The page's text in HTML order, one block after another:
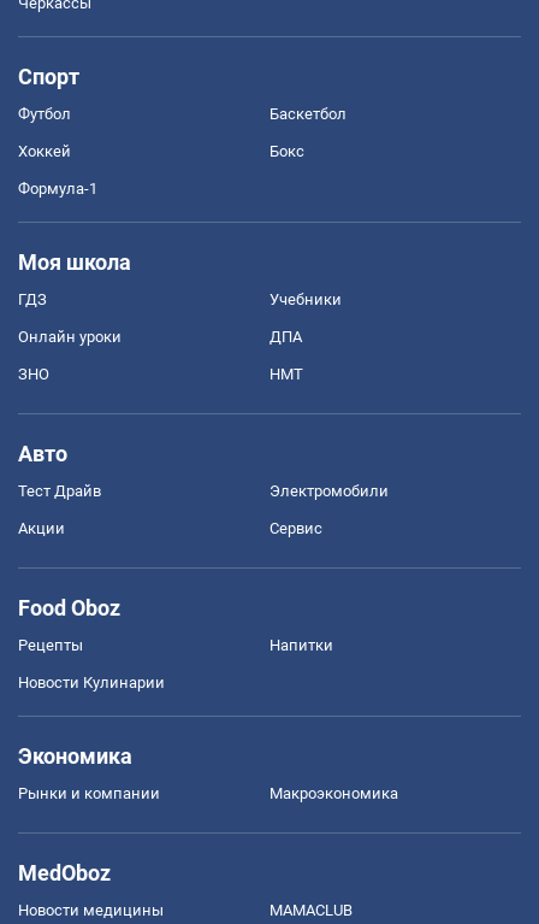
Спорт
Футбол Баскетбол
Хоккей Бокс
Формула-1
Моя школа
ГДЗ Учебники
Онлайн уроки ДПА
ЗНО НМТ
Авто
Тест Драйв Электромобили
Акции Сервис
Food Oboz
Рецепты Напитки
Новости Кулинарии
Экономика
Рынки и компании Mакроэкономика
MedOboz
Новости медицины MAMACLUB